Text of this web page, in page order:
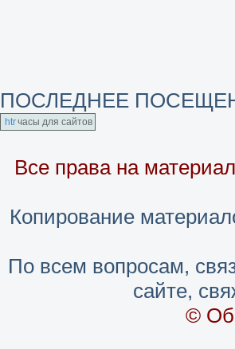
ПОСЛЕДНЕЕ
часы для сайтов
Все права на
Копирование
По всем вопросам,
сайте,
©